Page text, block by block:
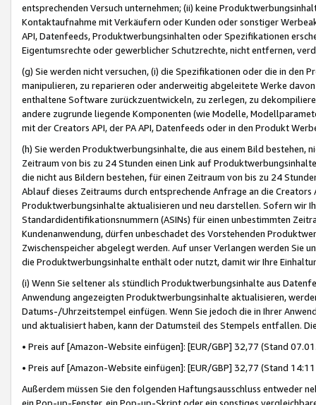
entsprechenden Versuch unternehmen; (ii) keine
Kontaktaufnahme mit Verkäufern oder Kunden oder sonstiger
API, Datenfeeds, Produktwerbungsinhalten oder Spezifikationen
Eigentumsrechte oder gewerblicher Schutzrechte, nicht entfernen,
(g) Sie werden nicht versuchen, (i) die Spezifikationen oder die in
manipulieren, zu reparieren oder anderweitig abgeleitete Werke
enthaltene Software zurückzuentwickeln, zu zerlegen, zu
andere zugrunde liegende Komponenten (wie Modelle,
mit der Creators API, der PA API, Datenfeeds oder in den Produkt
(h) Sie werden Produktwerbungsinhalte, die aus einem Bild bestehen,
Zeitraum von bis zu 24 Stunden einen Link auf
die nicht aus Bildern bestehen, für einen Zeitraum von bis zu 24
Ablauf dieses Zeitraums durch entsprechende Anfrage an die
Produktwerbungsinhalte aktualisieren und neu darstellen. Sofern wir
Standardidentifikationsnummern (ASINs) für einen unbestimmten
Kundenanwendung, dürfen unbeschadet des Vorstehenden
Zwischenspeicher abgelegt werden. Auf unser Verlangen werden Sie
die Produktwerbungsinhalte enthält oder nutzt, damit wir Ihre
(i) Wenn Sie seltener als stündlich Produktwerbungsinhalte aus
Anwendung angezeigten Produktwerbungsinhalte aktualisieren,
Datums-/Uhrzeitstempel einfügen. Wenn Sie jedoch die in Ihrer
und aktualisiert haben, kann der Datumsteil des Stempels entfallen.
• Preis auf [Amazon-Website einfügen]: [EUR/GBP] 32,77 (Stand
• Preis auf [Amazon-Website einfügen]: [EUR/GBP] 32,77 (Stand
Außerdem müssen Sie den folgenden Haftungsausschluss entweder
ein Pop-up-Fenster, ein Pop-up-Skript oder ein sonstiges